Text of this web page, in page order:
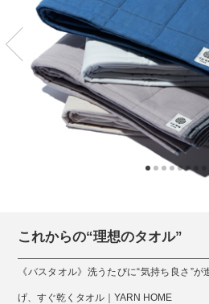
これからの“理想のタオル”
《バスタオル》洗うたびに“気持ち良さ”
げ、すぐ乾くタオル｜YARN HOME